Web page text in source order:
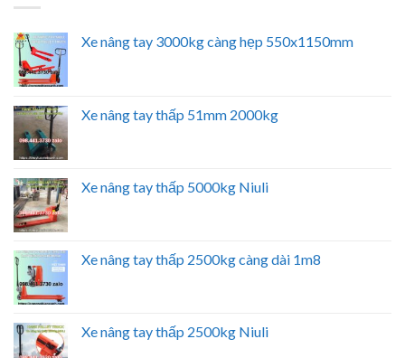
Xe nâng tay 3000kg càng hẹp 550x1150mm
Xe nâng tay thấp 51mm 2000kg
Xe nâng tay thấp 5000kg Niuli
Xe nâng tay thấp 2500kg càng dài 1m8
Xe nâng tay thấp 2500kg Niuli